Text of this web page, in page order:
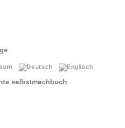
selbstmachbuch